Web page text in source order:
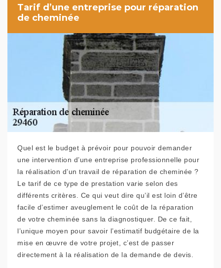
Tarif d’une entreprise pour réparation
de cheminée
Quel est le budget à prévoir pour pouvoir demander
une intervention d’une entreprise professionnelle pour
la réalisation d’un travail de réparation de cheminée ?
Le tarif de ce type de prestation varie selon des
différents critères. Ce qui veut dire qu’il est loin d’être
facile d’estimer aveuglement le coût de la réparation
de votre cheminée sans la diagnostiquer. De ce fait,
l’unique moyen pour savoir l’estimatif budgétaire de la
mise en œuvre de votre projet, c’est de passer
directement à la réalisation de la demande de devis.